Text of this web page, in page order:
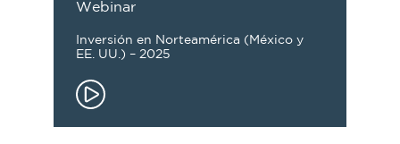
Webinar
Inversión en Norteamérica (México y
EE. UU.) – 2025